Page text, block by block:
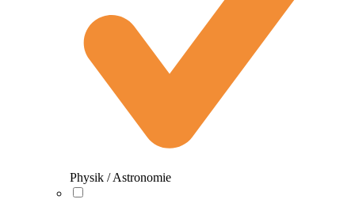
Physik / Astronomie